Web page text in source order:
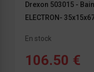
Drexon 503015 -
ELECTRON-
En stock
106.50 €